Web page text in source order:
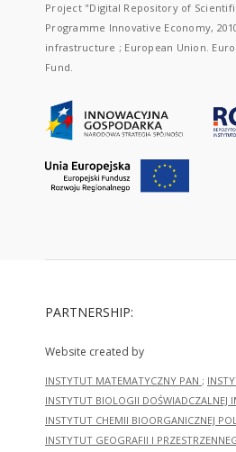
Project "Digital Repository of
Programme Innovative Economy,
infrastructure ; European Union.
Fund.
PARTNERSHIP:
Website created by
INSTYTUT MATEMATYCZNY PAN ;
INSTYTUT BIOLOGII DOŚWIADCZALNEJ
INSTYTUT CHEMII BIOORGANICZNEJ
INSTYTUT GEOGRAFII I